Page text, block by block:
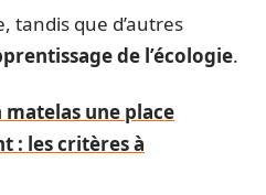
tandis que d’autres
de l’écologie.
matelas une place
: les critères à